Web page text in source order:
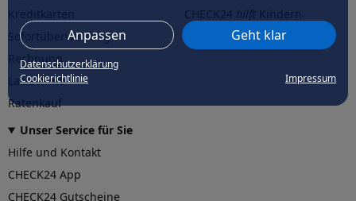
Anpassen Geht klar
Datenschutzerklärung
Cookierichtlinie
Impressum
Sofortüberweisung
Rechnung
Lastschrift
Ratenkauf
CHECK24hilftder Natur
Unser Service für Sie
Hilfe und Kontakt
CHECK24 App
CHECK24 Gutscheine